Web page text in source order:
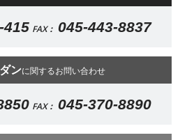
415 FAX： 045-443-8837
ンに関するお問い合わせ
FAX： 045-370-8890